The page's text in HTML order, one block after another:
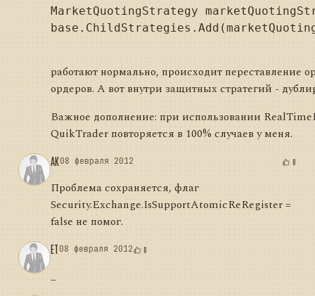
MarketQuotingStrategy
работают нормально, происходит переставление
ордеров. А вот внутри защитных стратегий -
Важное дополнение: при использовании
QuikTrader повторяется в 100% случаев у меня.
AK08 февраля 2012 0
Проблема сохраняется, флаг
Security.Exchange.IsSupportAtomicReRegister =
false не помог.
ET08 февраля 2012 0
_